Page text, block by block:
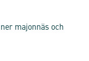
majonnäs och